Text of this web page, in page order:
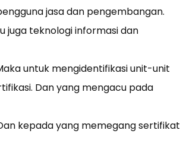
jasa dan pengembangan.
juga teknologi informasi dan
untuk mengidentifikasi unit-unit
Dan yang mengacu pada
kepada yang memegang sertifikat